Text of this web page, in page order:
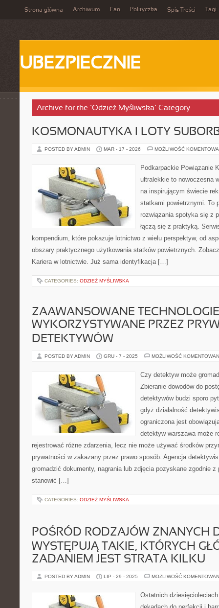
Strona główna Archiwum Fan Polityczka Spis Treści Tagi
UBEZPIECZNIE
Archive for the ‘Odzież Myśliwska’ Category
KOSMONAUTYKA I LOTY
POSTED BY ADMIN MAR - 17 - 2026 MOŻLIWOŚĆ
Podkarpackie Powiązanie
ultralekkie to nowoczesna
na inspirującym świecie
statkami powietrznymi. To
rozwiązania spotyka się z
łączą się z praktyką.
kompendium, które pokazuje lotnictwo z wielu perspektyw, od
obszary praktycznego użytkowania statków powietrznych.
Kariera w lotnictwie. Już sama identyfikacja […]
CATEGORIES: ODZIEŻ MYŚLIWSKA
ZAAWANSOWANE TECHNOLOGIE
WYKORZYSTYWANE PRZEZ
DETEKTYWÓW
POSTED BY ADMIN GRU - 7 - 2025 MOŻLIWOŚĆ
Czy detektyw może
Zbieranie dowodów do
detektywów budzi sporo
gdyż działalność
ograniczona jest
detektyw warszawa może
rejestrować różne zdarzenia, lecz nie może używać środków
prywatności w zakazany przez prawo sposób. Agencja
gromadzić dokumenty, nagrania lub zdjęcia pozyskane zgodnie z
stanowić […]
CATEGORIES: ODZIEŻ MYŚLIWSKA
POŚRÓD RODZAJÓW ZNANYCH
WYSTĘPUJĄ TAKIE, KTÓRYCH
ZADANIEM JEST STRATA KILKU
POSTED BY ADMIN LIP - 29 - 2025 MOŻLIWOŚĆ
Ostatnich